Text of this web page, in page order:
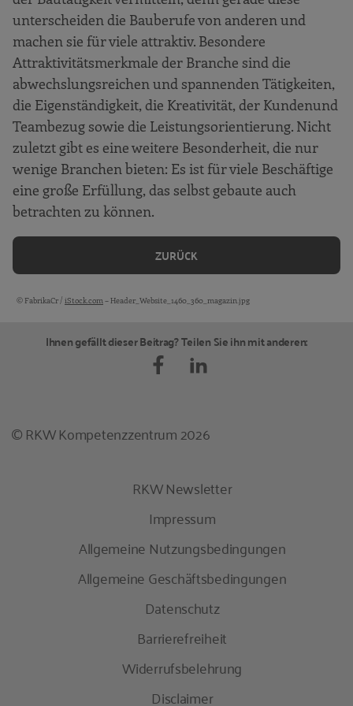
unterscheiden die Bauberufe von anderen und
machen sie für viele attraktiv. Besondere
Attraktivitätsmerkmale der Branche sind die
abwechslungsreichen und spannenden Tätigkeiten,
die Eigenständigkeit, die Kreativität, der Kundenund
Teambezug sowie die Leistungsorientierung. Nicht
zuletzt gibt es eine weitere Besonderheit, die nur
wenige Branchen bieten: Es ist für viele Beschäftige
eine große Erfüllung, das selbst gebaute auch
betrachten zu können.
ZURÜCK
Bildquellen und Copyright-Hinweise
© FabrikaCr / iStock.com – Header_Website_1460_360_magazin.jpg
Ihnen gefällt dieser Beitrag? Teilen Sie ihn mit anderen:
© RKW Kompetenzzentrum 2026
RKW Newsletter
Impressum
Allgemeine Nutzungsbedingungen
Allgemeine Geschäftsbedingungen
Datenschutz
Barrierefreiheit
Widerrufsbelehrung
Disclaimer